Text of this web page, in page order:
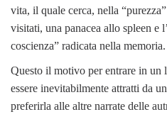
vita, il quale cerca, nella
visitati, una panacea allo spleen e
coscienza” radicata nella memoria.
Questo il motivo per entrare in un
essere inevitabilmente attratti da
preferirla alle altre narrate delle